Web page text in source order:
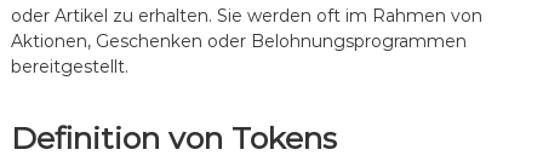
t
i
oder Artikel zu erhalten. Sie werden oft im Rahmen von
Aktionen, Geschenken oder Belohnungsprogrammen
bereitgestellt.
Definition von Tokens